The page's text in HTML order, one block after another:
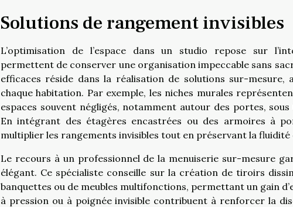
Solutions de rangement invisibles
L’optimisation de l’espace dans un studio repose sur
permettent de conserver une organisation impeccable sans
efficaces réside dans la réalisation de solutions sur-mesure,
chaque habitation. Par exemple, les niches murales
espaces souvent négligés, notamment autour des portes,
En intégrant des étagères encastrées ou des armoires à
multiplier les rangements invisibles tout en préservant la fluidité
Le recours à un professionnel de la menuiserie sur-mesure
élégant. Ce spécialiste conseille sur la création de tiroirs
banquettes ou de meubles multifonctions, permettant un gain
à pression ou à poignée invisible contribuent à renforcer la